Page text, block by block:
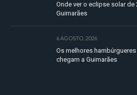
Onde ver o eclipse solar
Guimarães
6 AGOSTO, 2026
Os melhores
chegam a Guimarães